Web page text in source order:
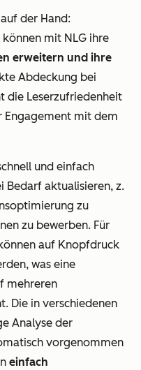
der Hand:
mit NLG ihre
erweitern und ihre
Abdeckung bei
die Leserzufriedenheit
Engagement mit dem
und einfach
Bedarf aktualisieren, z.
zu
zu bewerben. Für
auf Knopfdruck
was eine
mehreren
Die in verschiedenen
Analyse der
vorgenommen
einfach